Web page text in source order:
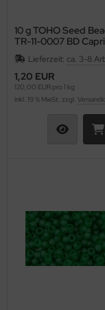
10 g TOHO Seed
TR-11-0007 BD Capri
Blue/Teal
Lieferzeit: ca. 3-8
1,20 EUR
120,00 EUR pro 1 kg
inkl. 19 % MwSt. zzgl.